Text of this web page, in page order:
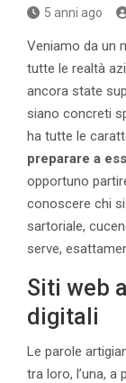
5 anni ago
Veniamo da un
tutte le realtà
ancora state
siano concreti
ha tutte le
preparare a
opportuno
conoscere chi
sartoriale,
serve,
Siti web
digitali
Le parole
tra loro, l’una, a